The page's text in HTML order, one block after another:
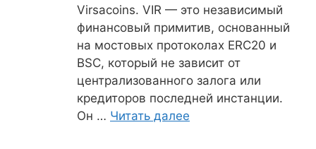
Virsacoins. VIR — это независимый
финансовый примитив, основанный
на мостовых протоколах ERC20 и
BSC, который не зависит от
централизованного залога или
кредиторов последней инстанции.
Он … Читать далее